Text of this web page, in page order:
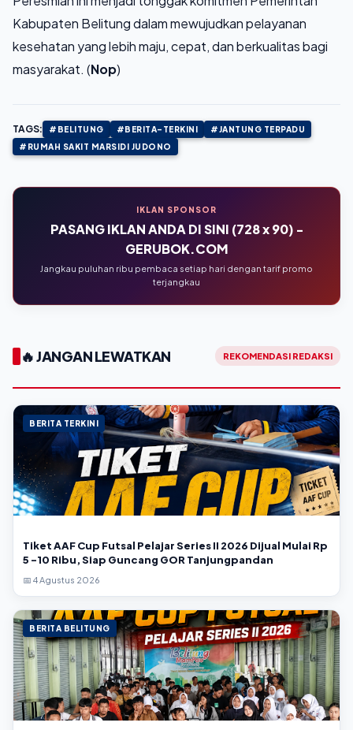
Kabupaten Belitung dalam mewujudkan pelayanan
kesehatan yang lebih maju, cepat, dan berkualitas bagi
masyarakat. (Nop)
TAGS: #BELITUNG #BERITA-TERKINI
#JANTUNG TERPADU
#RUMAH SAKIT MARSIDI JUDONO
IKLAN SPONSOR
PASANG IKLAN ANDA DI SINI (728 x 90) -
GERUBOK.COM
Jangkau puluhan ribu pembaca setiap hari dengan tarif promo
terjangkau
🔥 JANGAN LEWATKAN REKOMENDASI REDAKSI
BERITA TERKINI
Tiket AAF Cup Futsal Pelajar Series II 2026 Dijual Mulai Rp
5 -10 Ribu, Siap Guncang GOR Tanjungpandan
📅 4 Agustus 2026
BERITA BELITUNG